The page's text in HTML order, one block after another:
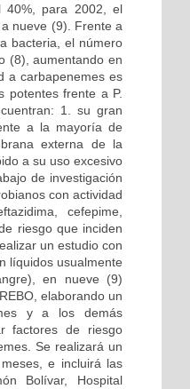
40%, para 2002, el
nueve (9). Frente a
bacteria, el número
(8), aumentando en
a carbapenemes es
potentes frente a P.
1. su gran
a la mayoría de
externa de la
a su uso excesivo
de investigación
con actividad
cefepime,
riesgo que inciden
un estudio con
líquidos usualmente
en nueve (9)
elaborando un
y a los demás
factores de riesgo
Se realizará un
e incluirá las
Bolívar, Hospital